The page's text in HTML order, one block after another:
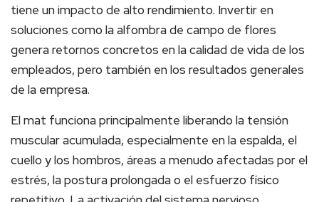
tiene un impacto de alto rendimiento. Invertir en
soluciones como la alfombra de campo de flores
genera retornos concretos en la calidad de vida de los
empleados, pero también en los resultados generales
de la empresa.
El mat funciona principalmente liberando la tensión
muscular acumulada, especialmente en la espalda, el
cuello y los hombros, áreas a menudo afectadas por el
estrés, la postura prolongada o el esfuerzo físico